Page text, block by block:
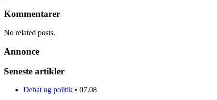
Kommentarer
No related posts.
Annonce
Seneste artikler
Debat og politik • 07.08